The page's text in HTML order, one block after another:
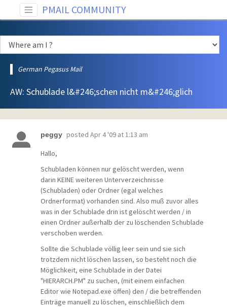
PMAIL COMMUNITY
German Pegasus Mail
AW: Schublade l&#246;schen nicht m&#246;glich
peggy posted Apr 4 '09 at 1:13 am
Hallo,
Schubladen können nur gelöscht werden, wenn
darin KEINE weiteren Unterverzeichnisse
(Schubladen) oder Ordner (egal welches
Ordnerformat) vorhanden sind. Also muß zuvor alles
was in der Schublade drin ist gelöscht werden / in
einen Ordner außerhalb der zu löschenden Schublade
verschoben werden.
Sollte die Schublade völlig leer sein und sie sich
trotzdem nicht löschen lassen, so besteht noch die
Möglichkeit, eine Schublade in der Datei
"HIERARCH.PM" zu suchen, (mit einem einfachen
Editor wie Notepad.exe öffen) den / die betreffenden
Einträge manuell zu löschen, einschließlich dem